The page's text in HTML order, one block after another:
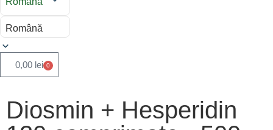
Română
0,00 lei 0
Diosmin + Hesperidin